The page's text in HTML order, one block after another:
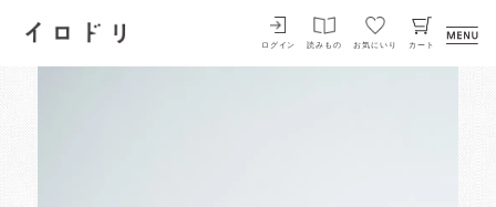
イロドリ
ログイン 読みもの お気にいり カート